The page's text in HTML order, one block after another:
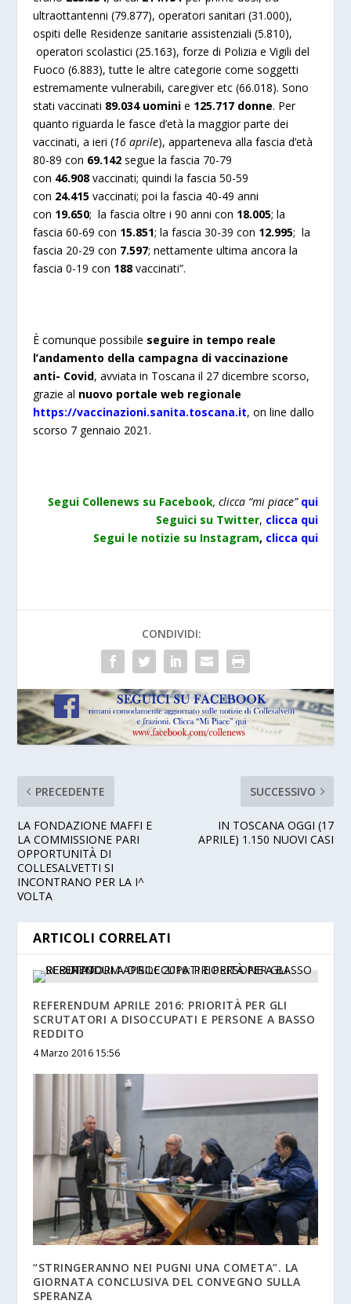
ultraottantenni (79.877), operatori sanitari (31.000),
ospiti delle Residenze sanitarie assistenziali (5.810),
operatori scolastici (25.163), forze di Polizia e Vigili del
Fuoco (6.883), tutte le altre categorie come soggetti
estremamente vulnerabili, caregiver etc (66.018). Sono
stati vaccinati 89.034uomini e 125.717 donne. Per
quanto riguarda le fasce d’età la maggior parte dei
vaccinati, a ieri (16 aprile), apparteneva alla fascia d’età
80-89 con 69.142 segue la fascia 70-79
con 46.908 vaccinati; quindi la fascia 50-59
con 24.415 vaccinati; poi la fascia 40-49 anni
con 19.650; la fascia oltre i 90 anni con 18.005; la
fascia 60-69 con 15.851; la fascia 30-39 con 12.995; la
fascia 20-29 con 7.597; nettamente ultima ancora la
fascia 0-19 con 188 vaccinati”.
È comunque possibile seguire in tempo reale
l’andamento della campagna di vaccinazione
anti- Covid, avviata in Toscana il 27 dicembre scorso,
grazie al nuovo portale web regionale
https://vaccinazioni.sanita.toscana.it, on line dallo
scorso 7 gennaio 2021.
Segui Collenews su Facebook, clicca “mi piace” qui
Seguici su Twitter, clicca qui
Segui le notizie su Instagram, clicca qui
CONDIVIDI:
PRECEDENTE
LA FONDAZIONE MAFFI E
LA COMMISSIONE PARI
OPPORTUNITÀ DI
COLLESALVETTI SI
INCONTRANO PER LA I^
VOLTA
SUCCESSIVO
IN TOSCANA OGGI (17
APRILE) 1.150 NUOVI CASI
ARTICOLI CORRELATI
REFERENDUM APRILE 2016: PRIORITÀ PER GLI
SCRUTATORI A DISOCCUPATI E PERSONE A BASSO
REDDITO
4 Marzo 2016 15:56
“STRINGERANNO NEI PUGNI UNA COMETA”. LA
GIORNATA CONCLUSIVA DEL CONVEGNO SULLA
SPERANZA